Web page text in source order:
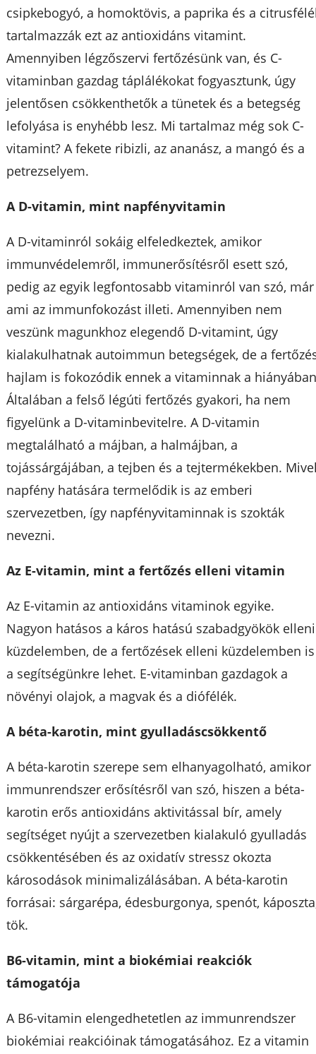
csipkebogyó, a homoktövis, a paprika és a
tartalmazzák ezt az antioxidáns vitamint.
Amennyiben légzőszervi fertőzésünk van, és C-
vitaminban gazdag táplálékokat fogyasztunk, úgy
jelentősen csökkenthetők a tünetek és a betegség
lefolyása is enyhébb lesz. Mi tartalmaz még sok C-
vitamint? A fekete ribizli, az ananász, a mangó és a
petrezselyem.
A D-vitamin, mint napfényvitamin
A D-vitaminról sokáig elfeledkeztek, amikor
immunvédelemről, immunerősítésről esett szó,
pedig az egyik legfontosabb vitaminról van szó, már
ami az immunfokozást illeti. Amennyiben nem
veszünk magunkhoz elegendő D-vitamint, úgy
kialakulhatnak autoimmun betegségek, de a
hajlam is fokozódik ennek a vitaminnak a
Általában a felső légúti fertőzés gyakori, ha nem
figyelünk a D-vitaminbevitelre. A D-vitamin
megtalálható a májban, a halmájban, a
tojássárgájában, a tejben és a tejtermékekben.
napfény hatására termelődik is az emberi
szervezetben, így napfényvitaminnak is szokták
nevezni.
Az E-vitamin, mint a fertőzés elleni vitamin
Az E-vitamin az antioxidáns vitaminok egyike.
Nagyon hatásos a káros hatású szabadgyökök elleni
küzdelemben, de a fertőzések elleni küzdelemben is
a segítségünkre lehet. E-vitaminban gazdagok a
növényi olajok, a magvak és a diófélék.
A béta-karotin, mint gyulladáscsökkentő
A béta-karotin szerepe sem elhanyagolható, amikor
immunrendszer erősítésről van szó, hiszen a béta-
karotin erős antioxidáns aktivitással bír, amely
segítséget nyújt a szervezetben kialakuló gyulladás
csökkentésében és az oxidatív stressz okozta
károsodások minimalizálásában. A béta-karotin
forrásai: sárgarépa, édesburgonya, spenót,
tök.
B6-vitamin, mint a biokémiai reakciók
támogatója
A B6-vitamin elengedhetetlen az immunrendszer
biokémiai reakcióinak támogatásához. Ez a vitamin